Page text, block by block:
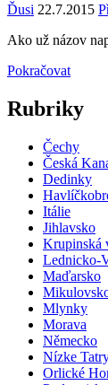
Ďusi 22.7.2015
Ako už názov
Pokračovat
Rubriky
Čechy
Česká
Dedinky
Itálie
Jihlavsko
Krupinská
Lednicko-
Maďarsko
Mlynky
Morava
Německo
Nízke
Orlické